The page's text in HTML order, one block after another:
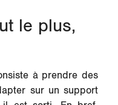
le plus,
à prendre des
sur un support